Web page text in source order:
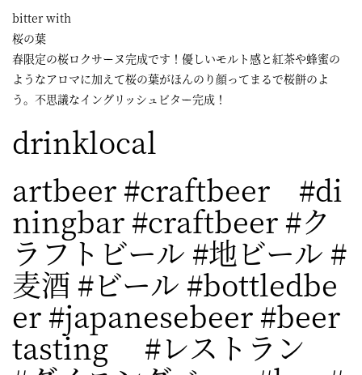
bitter with
桜の葉
春限定の桜ロクサーヌ完成です！優しいモルト感と紅茶や蜂蜜の
ようなアロマに加えて桜の葉がほんのり顔ってまるで桜餅のよ
う。不思議なイングリッシュビター完成！
drinklocal
artbeer #craftbeer #di
ningbar #craftbeer #ク
ラフトビール #地ビール #
麦酒 #ビール #bottledbe
er #japanesebeer #beer
tasting #レストラン